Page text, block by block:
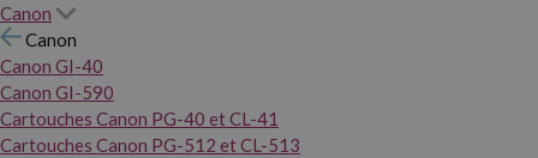
Canon
Canon
Canon GI-40
Canon GI-590
Cartouches Canon PG-40 et CL-41
Cartouches Canon PG-512 et CL-513